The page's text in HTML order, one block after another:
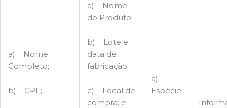
a) Nome
Completo;
b) CPF;
a) Nome
do Produto;
b) Lote e
data de
fabricação;
c) Local de
compra; e
a)
Espécie;